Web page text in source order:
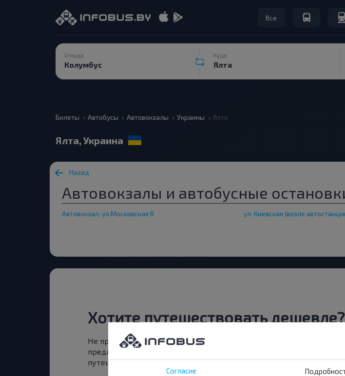
Все
Откуда Куда
Билеты Автобусы Автовокзалы Украины Ялте
Ялта, Украина
Назад
Автовокзалы и автобусные
Автовокзал, ул.Московская 8 ул. Киевская (возле
Хотите путешествовать дешевле?
Не пропусти специальные акции, скидки и другие интересные
предложения INFOBUS. Подпишись на получение новостей и
путешествуй с нами дешевле!
Согласие